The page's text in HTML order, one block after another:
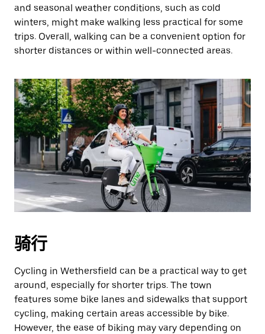
and seasonal weather conditions, such as cold
winters, might make walking less practical for some
trips. Overall, walking can be a convenient option for
shorter distances or within well-connected areas.
骑行
Cycling in Wethersfield can be a practical way to get
around, especially for shorter trips. The town
features some bike lanes and sidewalks that support
cycling, making certain areas accessible by bike.
However, the ease of biking may vary depending on